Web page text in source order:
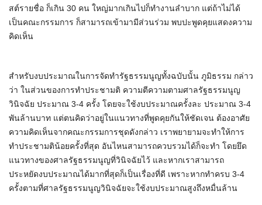
สต์รายชื่อ ก็เกิน 30 คน ใหญ่มากเกินไปก็ทำงานลำบาก แต่ถ้าไม่ได้
เป็นคณะกรรมการ ก็สามารถเข้ามามีส่วนร่วม พบปะพูดคุยแสดงความ
คิดเห็น
สำหรับงบประมาณในการจัดทำรัฐธรรมนูญทั้งฉบับนั้น ภูมิธรรม​ กล่าว
ว่า ในส่วนของการทำประชามติ ความตีความตามศาลรัฐธรรมนูญ
วินิจฉัย ประมาณ 3-4 ครั้ง โดยจะใช้งบประมาณครั้งละ ประมาณ 3-4
พันล้านบาท แต่ตนคิดว่าอยู่ในแนวทางที่พูดคุยกันให้ชัดเจน ต้องอาศัย
ความคิดเห็นจากคณะกรรมการชุดดังกล่าว เราพยายามจะทำให้การ
ทำประชามติน้อยครั้งที่สุด อันไหนสามารถควบรวมได้ก็จะทำ โดยยึด
แนวทางของศาลรัฐธรรมนูญที่วินิจฉัยไว้ และหากเราสามารถ
ประหยัดงบประมาณได้มากที่สุดก็เป็นเรื่องที่ดี เพราะหากทำครบ 3-4
ครั้งตามที่ศาลรัฐธรรมนูญวินิจฉัยจะใช้งบประมาณสูงถึงหมื่นล้าน